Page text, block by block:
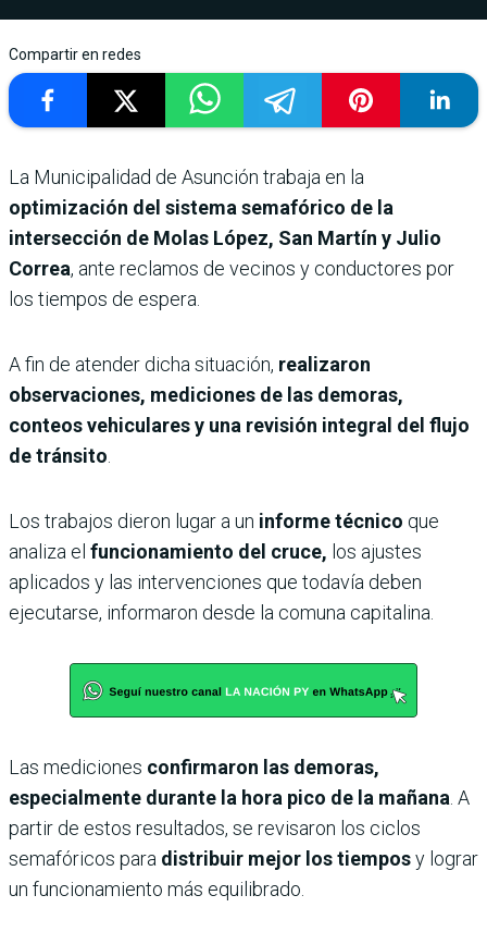
Compartir en redes
La Municipalidad de Asunción trabaja en la
optimización del sistema semafórico de la
intersección de Molas López, San Martín y Julio
Correa, ante reclamos de vecinos y conductores por
los tiempos de espera.
A fin de atender dicha situación, realizaron
observaciones, mediciones de las demoras,
conteos vehiculares y una revisión integral del flujo
de tránsito
Los trabajos dieron lugar a un informe técnico que
analiza el funcionamiento del cruce, los ajustes
aplicados y las intervenciones que todavía deben
ejecutarse, informaron desde la comuna capitalina.
Las mediciones confirmaron las demoras,
especialmente durante la hora pico de la mañana . A
partir de estos resultados, se revisaron los ciclos
semafóricos para distribuir mejor los tiemposy lograr
un funcionamiento más equilibrado.